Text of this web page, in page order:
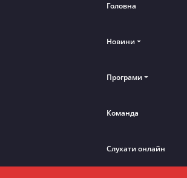
Головна
Новини
Програми
Команда
Слухати онлайн